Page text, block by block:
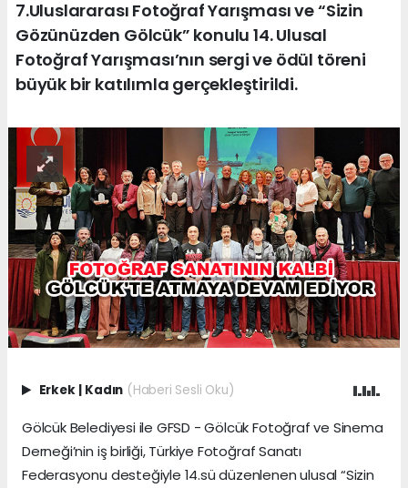
7.Uluslararası Fotoğraf Yarışması ve “Sizin
Gözünüzden Gölcük” konulu 14. Ulusal
Fotoğraf Yarışması’nın sergi ve ödül töreni
büyük bir katılımla gerçekleştirildi.
Erkek | Kadın (Haberi Sesli Oku)
Gölcük Belediyesi ile GFSD - Gölcük Fotoğraf ve Sinema
Derneği’nin iş birliği, Türkiye Fotoğraf Sanatı
Federasyonu desteğiyle 14.sü düzenlenen ulusal “Sizin